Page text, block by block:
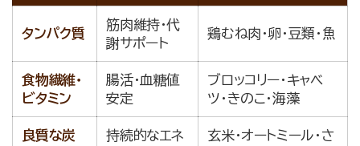
タンパク質
筋肉維持・代
謝サポート
鶏むね肉・卵・豆類・魚
食物繊維・
ビタミン
腸活・血糖値
安定
ブロッコリー・キャベ
ツ・きのこ・海藻
良質な炭
持続的なエネ
玄米・オートミール・さ